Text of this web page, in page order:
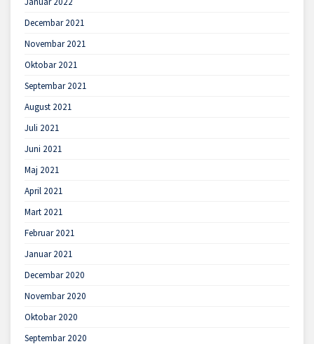
Decembar 2021
Novembar 2021
Oktobar 2021
Septembar 2021
August 2021
Juli 2021
Juni 2021
Maj 2021
April 2021
Mart 2021
Februar 2021
Januar 2021
Decembar 2020
Novembar 2020
Oktobar 2020
Septembar 2020